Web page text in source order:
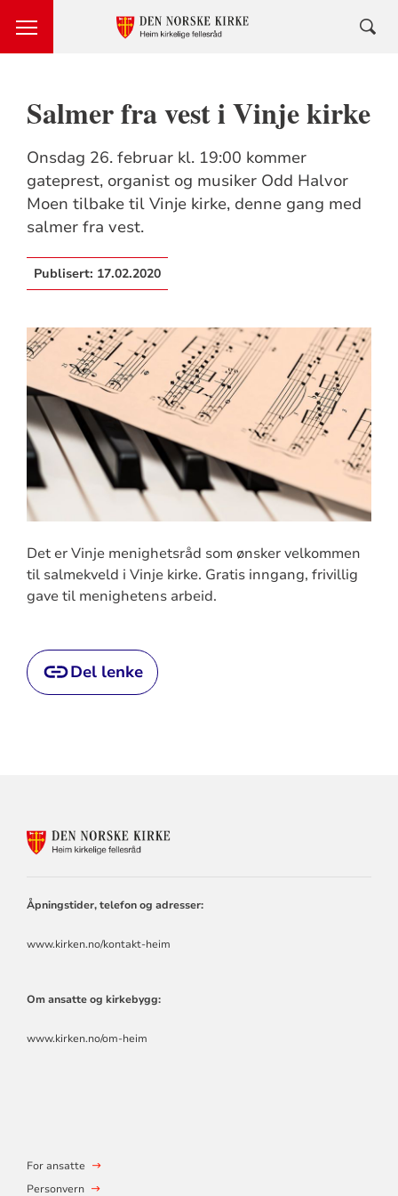
Salmer fra vest i Vinje kirke
Onsdag 26. februar kl. 19:00 kommer
gateprest, organist og musiker Odd Halvor
Moen tilbake til Vinje kirke, denne gang med
salmer fra vest.
Publisert: 17.02.2020
Det er Vinje menighetsråd som ønsker velkommen
til salmekveld i Vinje kirke. Gratis inngang, frivillig
gave til menighetens arbeid.
Del lenke
Åpningstider, telefon og adresser:
www.kirken.no/kontakt-heim
Om ansatte og kirkebygg:
www.kirken.no/om-heim
For ansatte
Personvern